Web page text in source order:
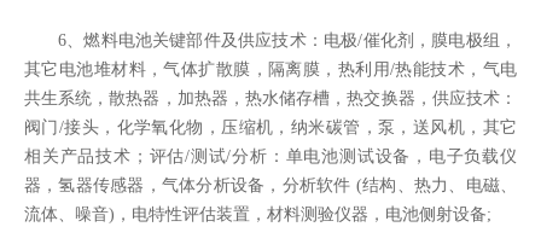
6、燃料电池关键部件及供应技术：电极/催化剂，膜电极组，
其它电池堆材料，气体扩散膜，隔离膜，热利用/热能技术，气电
共生系统，散热器，加热器，热水储存槽，热交换器，供应技术：
阀门/接头，化学氧化物，压缩机，纳米碳管，泵，送风机，其它
相关产品技术；评估/测试/分析：单电池测试设备，电子负载仪
器，氢器传感器，气体分析设备，分析软件 (结构、热力、电磁、
流体、噪音)，电特性评估装置，材料测验仪器，电池侧射设备;